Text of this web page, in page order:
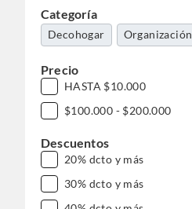
Categoría
Decohogar Organización
Precio
HASTA $10.000
$100.000 - $200.000
Descuentos
20% dcto y más
30% dcto y más